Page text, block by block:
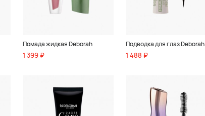
Помада жидкая Deborah
1 399 ₽
Подводка для глаз Deborah
1 488 ₽